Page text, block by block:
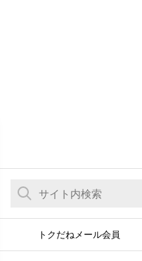
トクだねメール会員